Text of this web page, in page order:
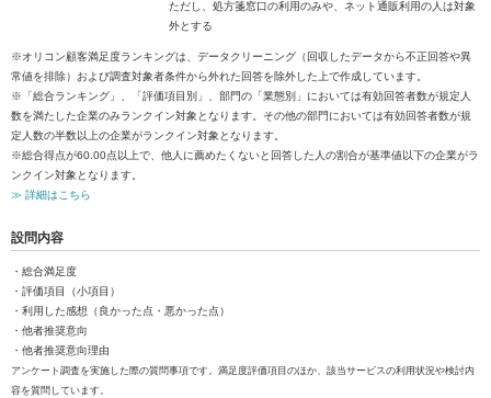
ただし、処方箋窓口の利用のみや、ネット通販利用の人は対象
外とする
※オリコン顧客満足度ランキングは、データクリーニング（回収したデータから不正回答や異
常値を排除）および調査対象者条件から外れた回答を除外した上で作成しています。
※「総合ランキング」、「評価項目別」、部門の「業態別」においては有効回答者数が規定人
数を満たした企業のみランクイン対象となります。その他の部門においては有効回答者数が規
定人数の半数以上の企業がランクイン対象となります。
※総合得点が60.00点以上で、他人に薦めたくないと回答した人の割合が基準値以下の企業がラ
ンクイン対象となります。
≫ 詳細はこちら
設問内容
・総合満足度
・評価項目（小項目）
・利用した感想（良かった点・悪かった点）
・他者推奨意向
・他者推奨意向理由
アンケート調査を実施した際の質問事項です。満足度評価項目のほか、該当サービスの利用状況や検討内
容を質問しています。